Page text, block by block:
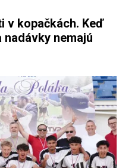
v kopačkách. Keď
nemajú